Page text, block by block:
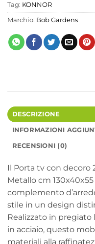
Tag: KONNOR
Marchio: Bob Gardens
DESCRIZIONE
INFORMAZIONI
RECENSIONI (0)
Il Porta tv con decoro
Metallo cm 130x40x55
complemento
stile in un design
Realizzato in
in acciaio, questo
materiali alla